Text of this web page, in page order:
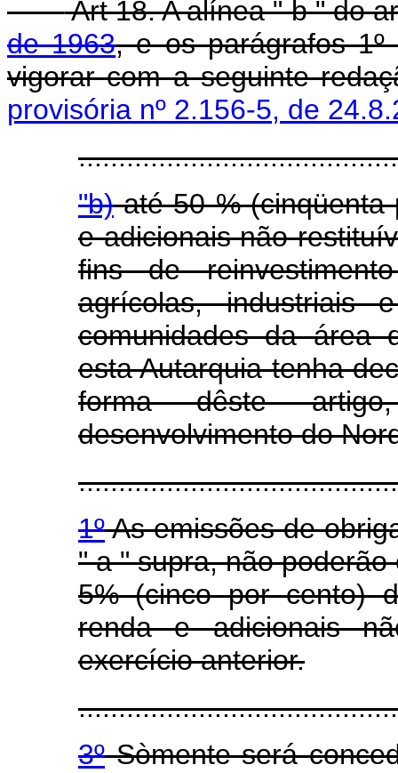
Art 18. A alínea " b " do
de 1963, e os parágrafos
vigorar com a seguinte
provisória nº 2.156-5, de
"b)até 50 % (cinqüenta
e adicionais não
fins de
agrícolas, industriais
comunidades da área
esta Autarquia tenha
forma dêste
desenvolvimento do
1ºAs emissões de
" a " supra, não
5% (cinco por cento)
renda e adicionais
exercício anterior.
3ºSòmente será